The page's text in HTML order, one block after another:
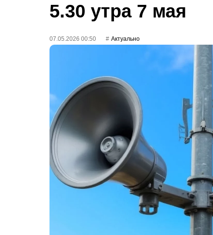
5.30 утра 7 мая
07.05.2026 00:50 Актуально